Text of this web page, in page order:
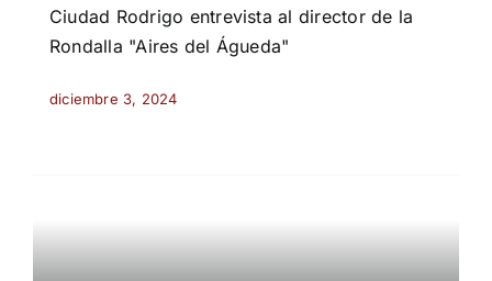
Ciudad Rodrigo entrevista al director de la
Rondalla "Aires del Águeda"
diciembre 3, 2024